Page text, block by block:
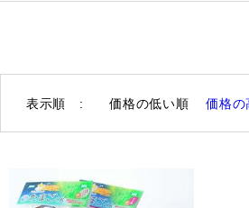
表示順 : 価格の低い順 価格の